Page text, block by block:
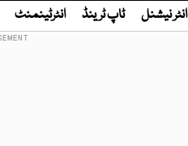
انٹر نیشنل ٹاپ ٹرینڈ انٹرٹینمنٹ